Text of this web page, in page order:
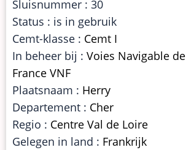
Sluisnummer : 30
Status : is in gebruik
Cemt-klasse : Cemt I
In beheer bij : Voies Navigable de
France VNF
Plaatsnaam : Herry
Departement : Cher
Regio : Centre Val de Loire
Gelegen in land : Frankrijk